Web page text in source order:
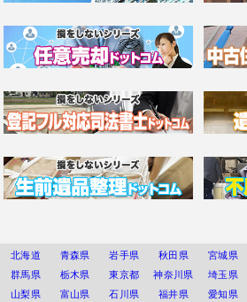
北海道 青森県 岩手県 秋田県 宮城県
群馬県
栃木県 東京都 神奈川県 埼玉県
山梨県
富山県 石川県 福井県 愛知県